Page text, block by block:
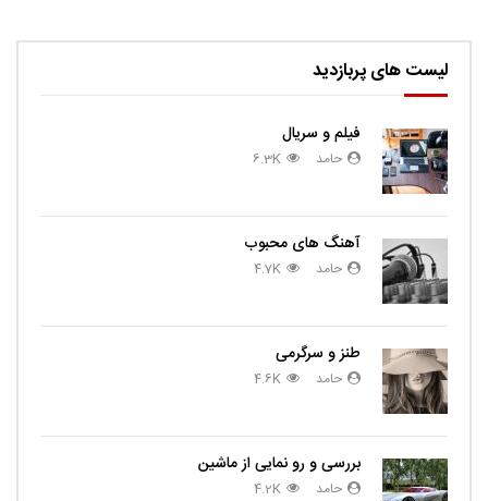
لیست های پربازدید
فیلم و سریال
حامد 6.3K
آهنگ های محبوب
حامد 4.7K
طنز و سرگرمی
حامد 4.6K
بررسی و رو نمایی از ماشین
حامد 4.2K